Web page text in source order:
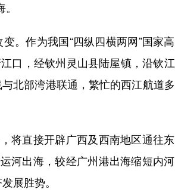
。作为我国“四纵四横两网”国家
口，经钦州灵山县陆屋镇，沿钦
北部湾港联通，繁忙的西江航道
直接开辟广西及西南地区通往
河出海，较经广州港出海缩短内
展胜势。